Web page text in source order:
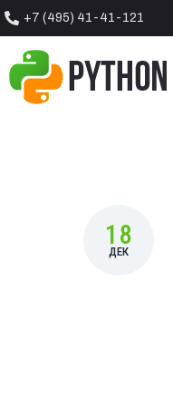
+7 (495) 41-41-121
18
ДЕК